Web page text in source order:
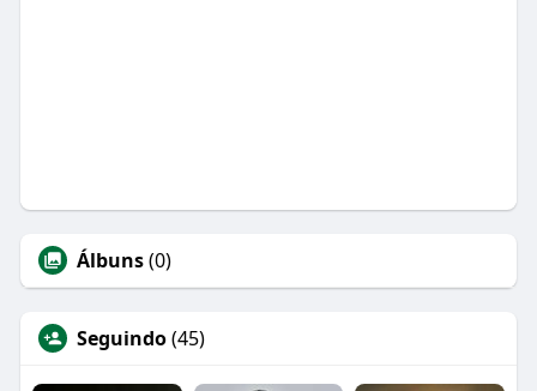
Álbuns(0)
Seguindo(45)